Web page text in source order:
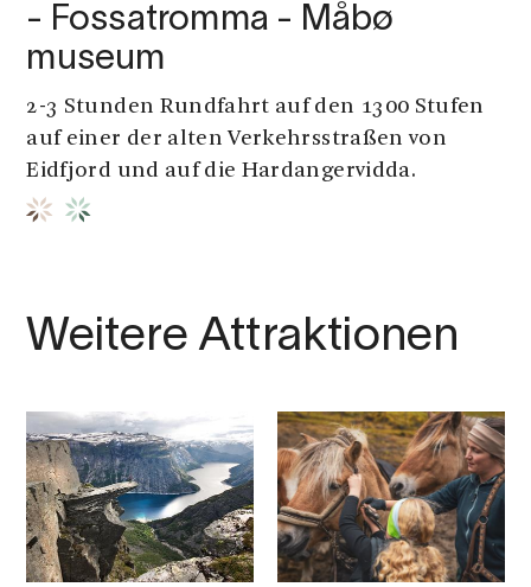
- Fossatromma - Måbø
museum
2-3 Stunden Rundfahrt auf den 1300 Stufen
auf einer der alten Verkehrsstraßen von
Eidfjord und auf die Hardangervidda.
Weitere Attraktionen